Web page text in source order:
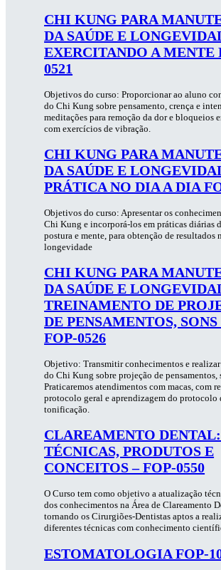
CHI KUNG PARA
DA SAÚDE E
EXERCITANDO A MENTE
0521
Objetivos do curso: Proporcionar ao aluno
do Chi Kung sobre pensamento, crença e
meditações para remoção da dor e bloqueios
com exercícios de vibração.
CHI KUNG PARA
DA SAÚDE E
PRÁTICA NO DIA A DIA
Objetivos do curso: Apresentar os
Chi Kung e incorporá-los em práticas diárias
postura e mente, para obtenção de resultados
longevidade
CHI KUNG PARA
DA SAÚDE E
TREINAMENTO DE
DE PENSAMENTOS,
FOP-0526
Objetivo: Transmitir conhecimentos e
do Chi Kung sobre projeção de pensamentos,
Praticaremos atendimentos com macas, com
protocolo geral e aprendizagem do protocolo
tonificação.
CLAREAMENTO
TÉCNICAS, PRODUTOS E
CONCEITOS – FOP-0550
O Curso tem como objetivo a atualização
dos conhecimentos na Área de Clareamento
tornando os Cirurgiões-Dentistas aptos a
diferentes técnicas com conhecimento
ESTOMATOLOGIA FOP-